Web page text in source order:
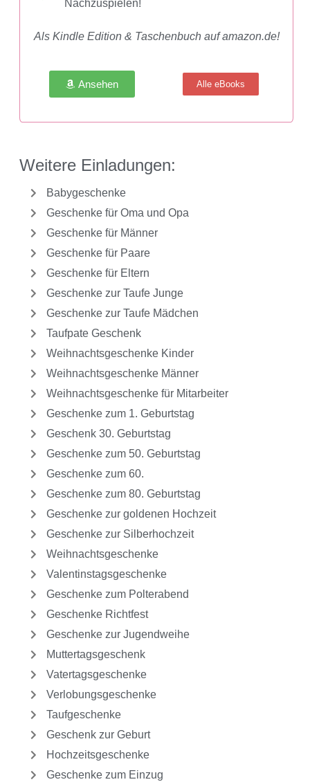
Nachzuspielen!
Als Kindle Edition & Taschenbuch auf amazon.de!
Ansehen Alle eBooks
Weitere Einladungen:
Babygeschenke
Geschenke für Oma und Opa
Geschenke für Männer
Geschenke für Paare
Geschenke für Eltern
Geschenke zur Taufe Junge
Geschenke zur Taufe Mädchen
Taufpate Geschenk
Weihnachtsgeschenke Kinder
Weihnachtsgeschenke Männer
Weihnachtsgeschenke für Mitarbeiter
Geschenke zum 1. Geburtstag
Geschenk 30. Geburtstag
Geschenke zum 50. Geburtstag
Geschenke zum 60.
Geschenke zum 80. Geburtstag
Geschenke zur goldenen Hochzeit
Geschenke zur Silberhochzeit
Weihnachtsgeschenke
Valentinstagsgeschenke
Geschenke zum Polterabend
Geschenke Richtfest
Geschenke zur Jugendweihe
Muttertagsgeschenk
Vatertagsgeschenke
Verlobungsgeschenke
Taufgeschenke
Geschenk zur Geburt
Hochzeitsgeschenke
Geschenke zum Einzug